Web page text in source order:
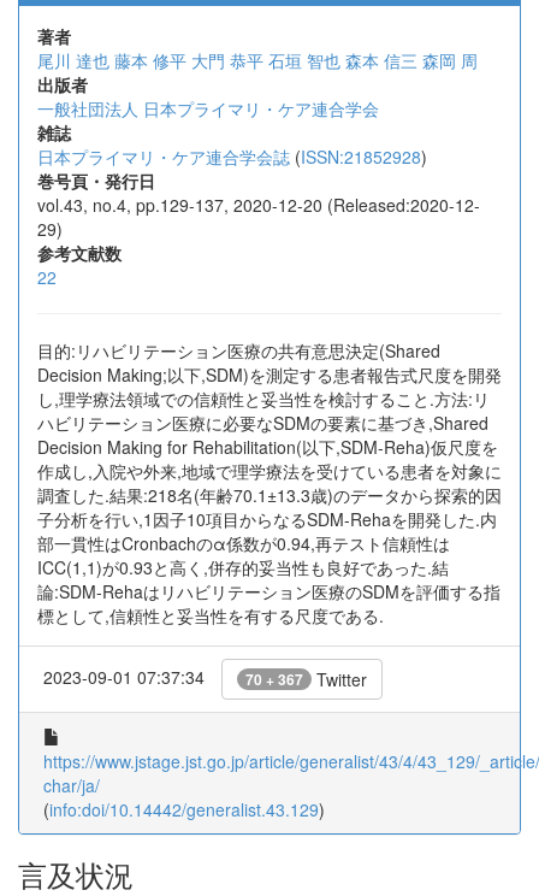
著者
尾川 達也 藤本 修平 大門 恭平 石垣 智也 森本 信三 森岡 周
出版者
一般社団法人 日本プライマリ・ケア連合学会
雑誌
日本プライマリ・ケア連合学会誌 (ISSN:21852928)
巻号頁・発行日
vol.43, no.4, pp.129-137, 2020-12-20 (Released:2020-12-
29)
参考文献数
22
目的:リハビリテーション医療の共有意思決定(Shared
Decision Making;以下,SDM)を測定する患者報告式尺度を開発
し,理学療法領域での信頼性と妥当性を検討すること.方法:リ
ハビリテーション医療に必要なSDMの要素に基づき,Shared
Decision Making for Rehabilitation(以下,SDM-Reha)仮尺度を
作成し,入院や外来,地域で理学療法を受けている患者を対象に
調査した.結果:218名(年齢70.1±13.3歳)のデータから探索的因
子分析を行い,1因子10項目からなるSDM-Rehaを開発した.内
部一貫性はCronbachのα係数が0.94,再テスト信頼性は
ICC(1,1)が0.93と高く,併存的妥当性も良好であった.結
論:SDM-Rehaはリハビリテーション医療のSDMを評価する指
標として,信頼性と妥当性を有する尺度である.
2023-09-01 07:37:34 70 + 367 Twitter
https://www.jstage.jst.go.jp/article/generalist/43/4/43_129/
char/ja/
(info:doi/10.14442/generalist.43.129)
言及状況